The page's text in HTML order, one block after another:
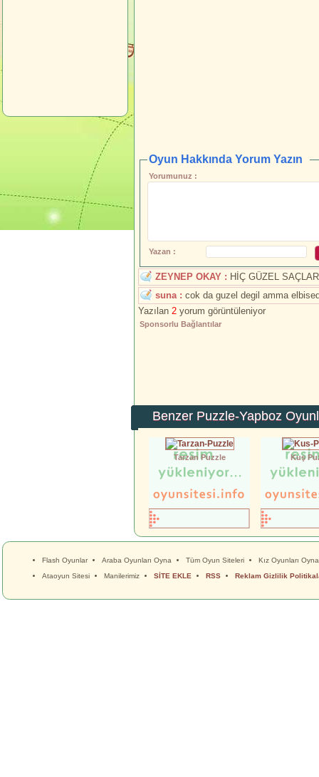
Oyun Hakkında Yorum Yazın
Yorumunuz :
Yazan :
ZEYNEP OKAY : HİÇ GÜZEL
suna : cok da guzel degil amma
Yazılan 2 yorum görüntüleniyor
Sponsorlu Bağlantılar
Benzer Puzzle-Yapboz
Tarzan Puzzle Kuş
Flash Oyunlar Araba Oyunları Oyna Tüm Oyun Siteleri
Kız Oyunları Oyna
Ataoyun Sitesi
Manilerimiz SİTE EKLE RSS Reklam Gizlilik